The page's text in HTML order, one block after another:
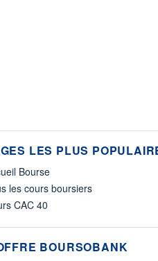
LES PLUS
Bourse
les cours boursiers
CAC 40
BOURSOBANK